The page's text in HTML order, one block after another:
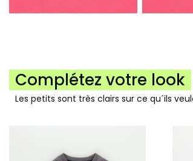
Complétez votre look
Les petits sont très clairs sur ce qu´ils